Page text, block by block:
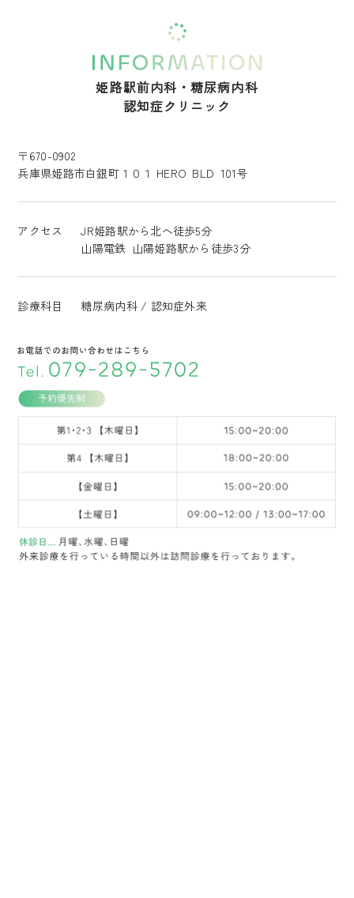
姫路駅前内科・糖尿病内科
認知症クリニック
〒670-0902
兵庫県姫路市白銀町１０１ HERO BLD 101号
アクセス
JR姫路駅から北へ徒歩5分
山陽電鉄 山陽姫路駅から徒歩3分
診療科目 糖尿病内科 / 認知症外来